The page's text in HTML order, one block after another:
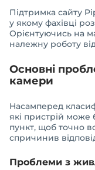
Підтримка сайту
у якому фахівці
Орієнтуючись на
належну роботу
Основні
камери
Насамперед
які пристрій
пункт, щоб точно
спричинив
Проблеми з